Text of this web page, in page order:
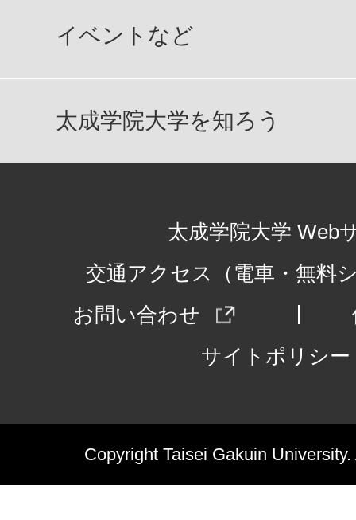
イベントなど
太成学院大学を知ろう
太成学院大学 Web
交通アクセス（電車・無料
お問い合わせ
サイトポリシー
Copyright Taisei Gakuin